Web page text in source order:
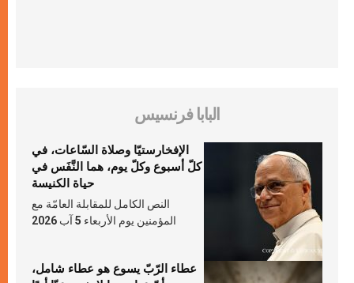
البابا فرنسيس
الإفخارستيّا وصلاة السّاعات، في
كلّ أسبوع وكلّ يوم، هما النَّفَس في
حياة الكنيسة
النص الكامل للمقابلة العامّة مع
المؤمنين يوم الأربعاء 5 آب 2026
عطاء الرّبّ يسوع هو عطاء شامل،